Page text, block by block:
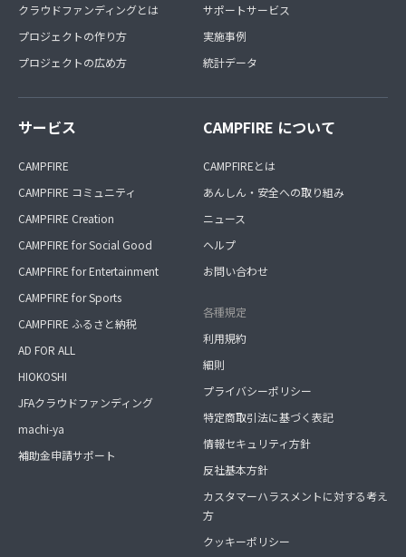
クラウドファンディングとは
プロジェクトの作り方
プロジェクトの広め方
サポートサービス
実施事例
統計データ
サービス
CAMPFIRE
CAMPFIRE コミュニティ
CAMPFIRE Creation
CAMPFIRE for Social Good
CAMPFIRE for Entertainment
CAMPFIRE for Sports
CAMPFIRE ふるさと納税
AD FOR ALL
HIOKOSHI
JFAクラウドファンディング
machi-ya
補助金申請サポート
CAMPFIRE について
CAMPFIREとは
あんしん・安全への取り組み
ニュース
ヘルプ
お問い合わせ
各種規定
利用規約
細則
プライバシーポリシー
特定商取引法に基づく表記
情報セキュリティ方針
反社基本方針
カスタマーハラスメントに対する考え
方
クッキーポリシー